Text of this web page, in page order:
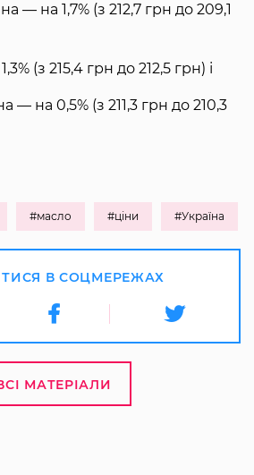
— на 1,7% (з 212,7 грн до 209,1
(з 215,4 грн до 212,5 грн) і
— на 0,5% (з 211,3 грн до 210,3
#масло #ціни #Україна
В СОЦМЕРЕЖАХ
МАТЕРІАЛИ